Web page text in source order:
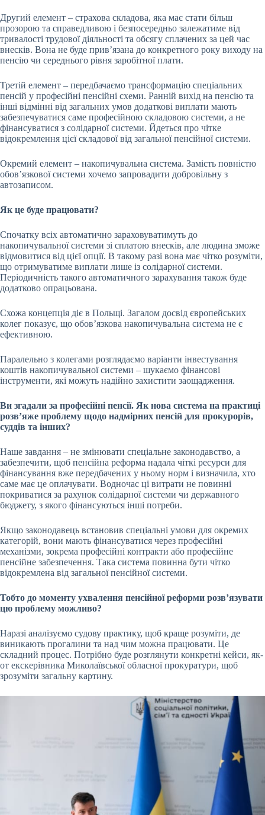
Другий елемент – страхова складова, яка має стати більш
прозорою та справедливою і безпосередньо залежатиме від
тривалості трудової діяльності та обсягу сплачених за цей час
внесків. Вона не буде прив’язана до конкретного року виходу на
пенсію чи середнього рівня заробітної плати.
Третій елемент – передбачаємо трансформацію спеціальних
пенсій у професійні пенсійні схеми. Ранній вихід на пенсію та
інші відмінні від загальних умов додаткові виплати мають
забезпечуватися саме професійною складовою системи, а не
фінансуватися з солідарної системи. Йдеться про чітке
відокремлення цієї складової від загальної пенсійної системи.
Окремий елемент – накопичувальна система. Замість повністю
обовʼязкової системи хочемо запровадити добровільну з
автозаписом.
Як це буде працювати?
Спочатку всіх автоматично зараховуватимуть до
накопичувальної системи зі сплатою внесків, але людина зможе
відмовитися від цієї опції. В такому разі вона має чітко розуміти,
що отримуватиме виплати лише із солідарної системи.
Періодичність такого автоматичного зарахування також буде
додатково опрацьована.
Схожа концепція діє в Польщі. Загалом досвід європейських
колег показує, що обовʼязкова накопичувальна система не є
ефективною.
Паралельно з колегами розглядаємо варіанти інвестування
коштів накопичувальної системи – шукаємо фінансові
інструменти, які можуть надійно захистити заощадження.
Ви згадали за професійні пенсії. Як нова система на практиці
розвʼяже проблему щодо надмірних пенсій для прокурорів,
суддів та інших?
Наше завдання – не змінювати спеціальне законодавство, а
забезпечити, щоб пенсійна реформа надала чіткі ресурси для
фінансування вже передбачених у ньому норм і визначила, хто
саме має це оплачувати. Водночас ці витрати не повинні
покриватися за рахунок солідарної системи чи державного
бюджету, з якого фінансуються інші потреби.
Якщо законодавець встановив спеціальні умови для окремих
категорій, вони мають фінансуватися через професійні
механізми, зокрема професійні контракти або професійне
пенсійне забезпечення. Така система повинна бути чітко
відокремлена від загальної пенсійної системи.
Тобто до моменту ухвалення пенсійної реформи розвʼязувати
цю проблему можливо?
Наразі аналізуємо судову практику, щоб краще розуміти, де
виникають прогалини та над чим можна працювати. Це
складний процес. Потрібно буде розглянути конкретні кейси, як-
от екскерівника Миколаївської обласної прокуратури, щоб
зрозуміти загальну картину.